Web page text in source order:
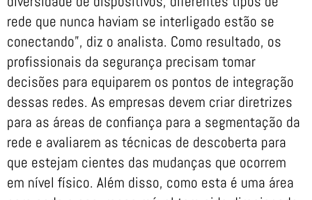
rede que nunca haviam se interligado estão se
conectando”, diz o analista. Como resultado, os
profissionais da segurança precisam tomar
decisões para equiparem os pontos de integração
dessas redes. As empresas devem criar diretrizes
para as áreas de confiança para a segmentação da
rede e avaliarem as técnicas de descoberta para
que estejam cientes das mudanças que ocorrem
em nível físico. Além disso, como esta é uma área